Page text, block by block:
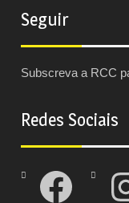
Seguir
Subscreva a RCC
Redes Sociais
Facebook